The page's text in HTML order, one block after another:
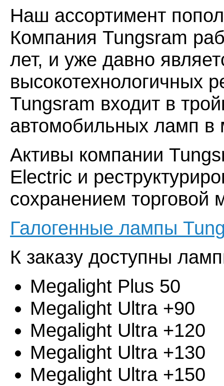
Наш ассортимент
Компания Tungsram
лет, и уже давно
высокотехнологичных
Tungsram входит в
автомобильных ламп в
Активы компании
Electric и
сохранением торговой
Галогенные лампы
К заказу доступны
Megalight Plus 50
Megalight Ultra +90
Megalight Ultra +120
Megalight Ultra +130
Megalight Ultra +150